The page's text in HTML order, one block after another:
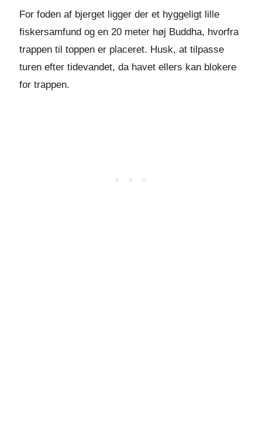
For foden af bjerget ligger der et hyggeligt lille
fiskersamfund og en 20 meter høj Buddha, hvorfra
trappen til toppen er placeret. Husk, at tilpasse
turen efter tidevandet, da havet ellers kan blokere
for trappen.